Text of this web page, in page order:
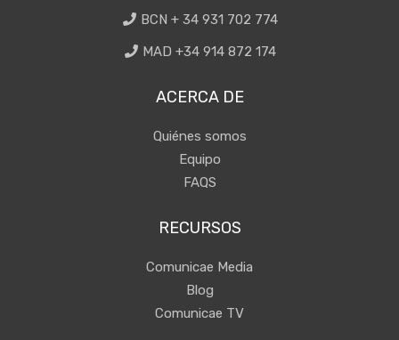
BCN + 34 931 702 774
MAD +34 914 872 174
ACERCA DE
Quiénes somos
Equipo
FAQS
RECURSOS
Comunicae Media
Blog
Comunicae TV